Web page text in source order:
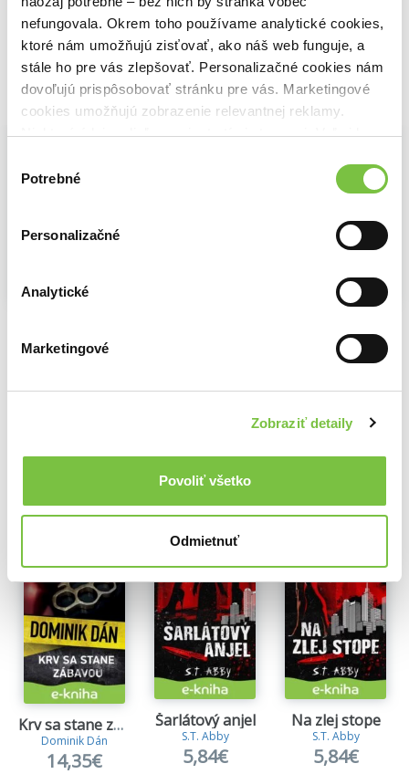
nefungovala. Okrem toho používame analytické cookies,
ktoré nám umožňujú zisťovať, ako náš web funguje, a
stále ho pre vás zlepšovať. Personalizačné cookies nám
dovoľujú prispôsobovať stránku pre vás. Marketingové
cookies umožňujú zobrazenie relevantnej reklamy.
Niektoré údaje zdieľame aj s tretími stranami. Veľmi by
cookies.
súhlasu
Potrebné
Personalizačné
Analytické
Marketingové
Zobraziť detaily
Povoliť všetko
Odmietnuť
Vybrané pre teba
14,80€
Jorn Lier Horst
8,81€
Ďalšie z kategórie Detektívky a krimi knihy
Krv sa stane zábavou
Dominik Dán
14,35€
Šarlátový anjel
S.T. Abby
5,84€
Na zlej stope
S.T. Abby
5,84€